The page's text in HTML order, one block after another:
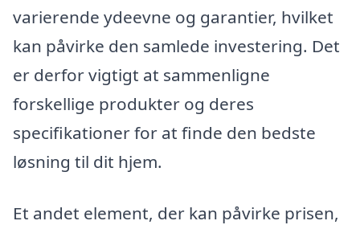
varierende ydeevne og garantier, hvilket
kan påvirke den samlede investering. Det
er derfor vigtigt at sammenligne
forskellige produkter og deres
specifikationer for at finde den bedste
løsning til dit hjem.
Et andet element, der kan påvirke prisen,